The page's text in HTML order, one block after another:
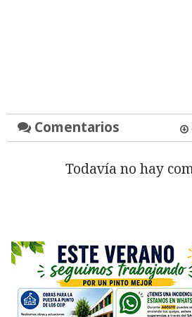
Comentarios
Todavía no hay